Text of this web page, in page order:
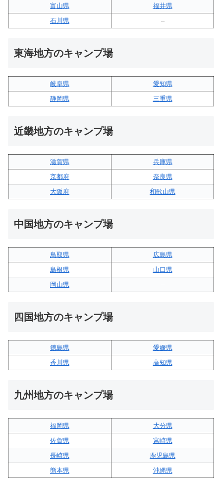
富山県
福井県
石川県
–
東海地方のキャンプ場
岐阜県
愛知県
静岡県
三重県
近畿地方のキャンプ場
滋賀県
兵庫県
京都府
奈良県
大阪府
和歌山県
中国地方のキャンプ場
鳥取県
広島県
島根県
山口県
岡山県
–
四国地方のキャンプ場
徳島県
愛媛県
香川県
高知県
九州地方のキャンプ場
福岡県
大分県
佐賀県
宮崎県
長崎県
鹿児島県
熊本県
沖縄県